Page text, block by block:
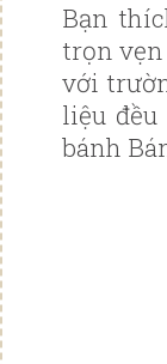
Bạn
trọn
với
liệu
bánh